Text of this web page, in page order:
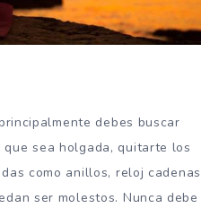
debes buscar
sea holgada, quitarte los
como anillos, reloj cadenas
ser molestos. Nunca debe